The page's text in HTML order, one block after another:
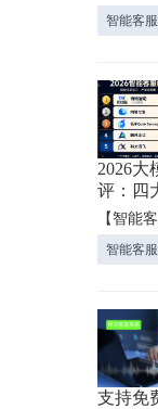
智能客
2026大
评：四
【智能
智能客
支持免